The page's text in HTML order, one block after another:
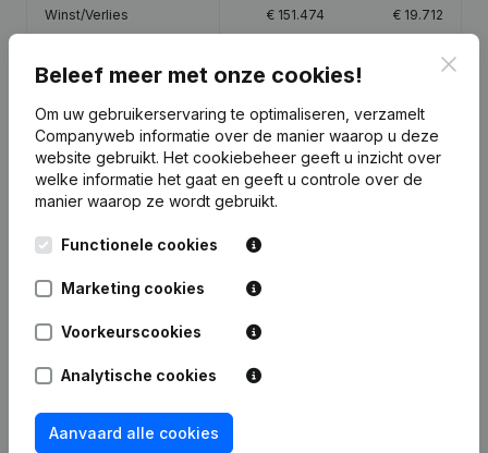
Winst/Verlies € 151.474 € 19.712
Eigen vermogen €171.526 20.912
Brutomarge €195.531 €24.776
Publicatiesvan Thopen
03-11-2023
Rubriek Oprichting (Nieuwe
Rechtspersoon, Opening Bijkantoor,
Beleef meer met onze cookies!
Om uw gebruikerservaring te optimaliseren, verzamelt
Companyweb informatie over de manier waarop u deze
website gebruikt. Het cookiebeheer geeft u inzicht over
welke informatie het gaat en geeft u controle over de
manier waarop ze wordt gebruikt.
Functionele cookies
Marketing cookies
Voorkeurscookies
Analytische cookies
Aanvaard alle cookies